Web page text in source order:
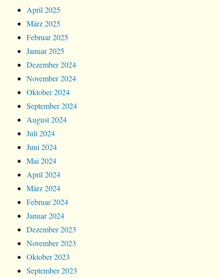
April 2025
März 2025
Februar 2025
Januar 2025
Dezember 2024
November 2024
Oktober 2024
September 2024
August 2024
Juli 2024
Juni 2024
Mai 2024
April 2024
März 2024
Februar 2024
Januar 2024
Dezember 2023
November 2023
Oktober 2023
September 2023